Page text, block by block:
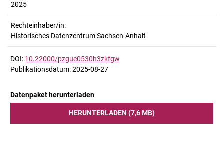
2025
Rechteinhaber/in:
Historisches Datenzentrum Sachsen-Anhalt
DOI: 10.22000/pzgue0530h3zkfgw
Publikationsdatum: 2025-08-27
Datenpaket herunterladen
HERUNTERLADEN (7,6 MB)